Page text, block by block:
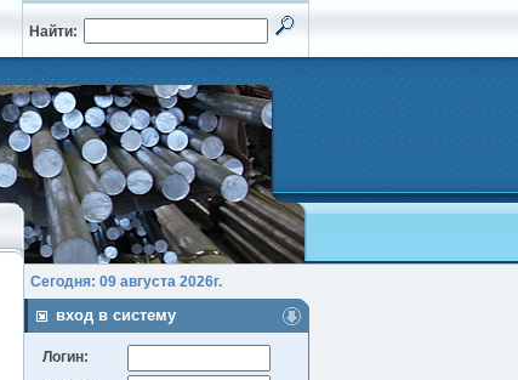
Найти:
Сегодня: 09 августа 2026г.
вход в систему
Логин: